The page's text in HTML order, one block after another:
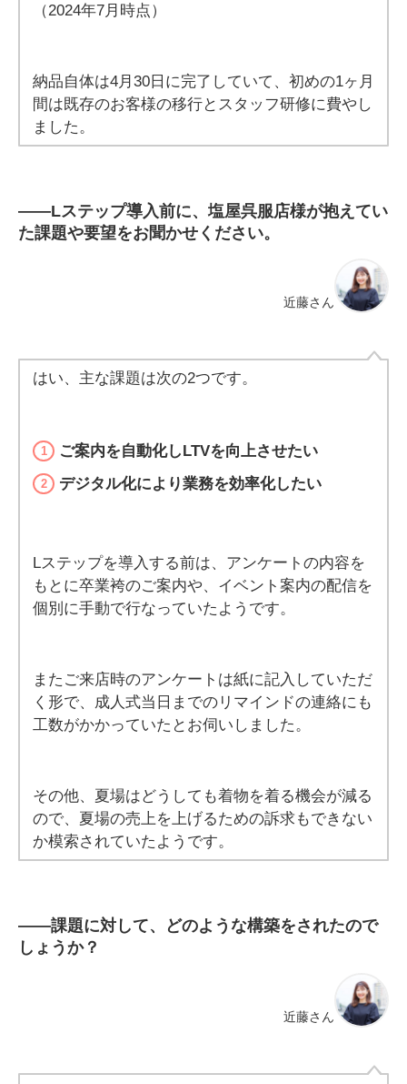
（2024年7月時点）
納品自体は4月30日に完了していて、初めの1ヶ月
間は既存のお客様の移行とスタッフ研修に費やし
ました。
――Lステップ導入前に、塩屋呉服店様が抱えてい
た課題や要望をお聞かせください。
近藤さん
はい、主な課題は次の2つです。
ご案内を自動化しLTVを向上させたい
デジタル化により業務を効率化したい
Lステップを導入する前は、アンケートの内容を
もとに卒業袴のご案内や、イベント案内の配信を
個別に手動で行なっていたようです。
またご来店時のアンケートは紙に記入していただ
く形で、成人式当日までのリマインドの連絡にも
工数がかかっていたとお伺いしました。
その他、夏場はどうしても着物を着る機会が減る
ので、夏場の売上を上げるための訴求もできない
か模索されていたようです。
――課題に対して、どのような構築をされたので
しょうか？
近藤さん